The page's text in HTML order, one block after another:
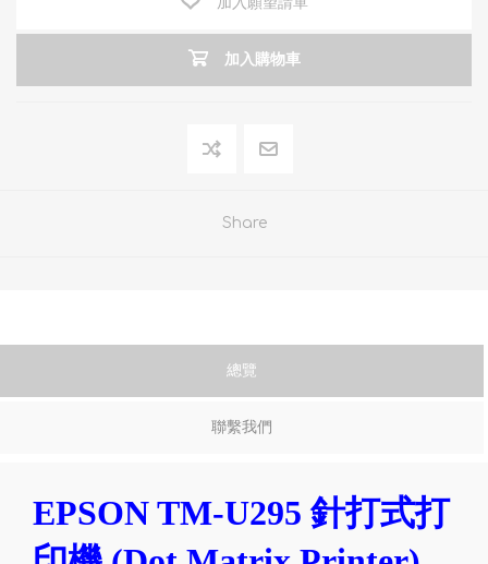
加入購物車
Share
總覽
聯繫我們
EPSON TM-U295 針打式打